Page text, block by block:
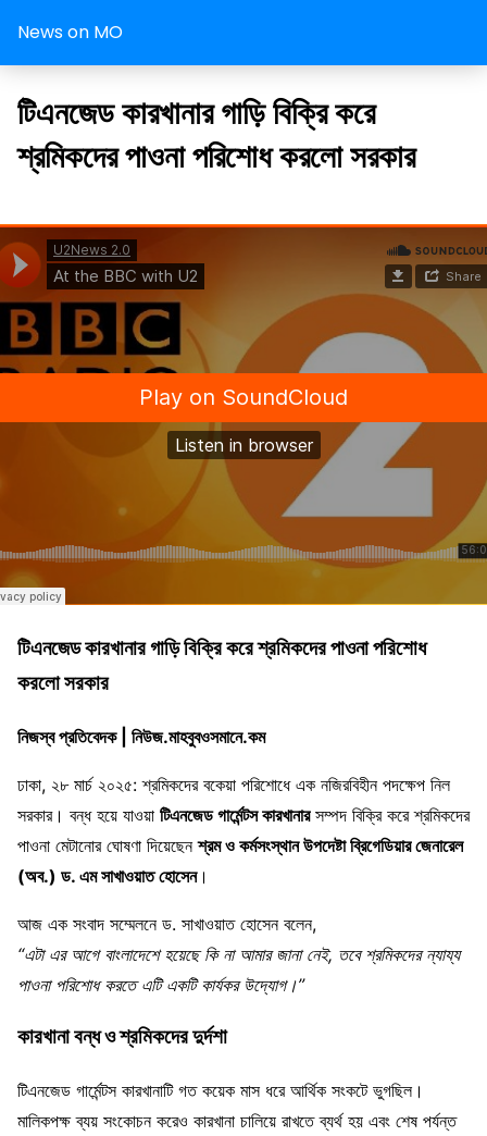
News on MO
টিএনজেড কারখানার গাড়ি বিক্রি করে
শ্রমিকদের পাওনা পরিশোধ করলো সরকার
টিএনজেড কারখানার গাড়ি বিক্রি করে শ্রমিকদের পাওনা পরিশোধ
করলো সরকার
নিজস্ব প্রতিবেদক | নিউজ.মাহবুবওসমানে.কম
ঢাকা, ২৮ মার্চ ২০২৫: শ্রমিকদের বকেয়া পরিশোধে এক নজিরবিহীন পদক্ষেপ নিল
সরকার। বন্ধ হয়ে যাওয়া টিএনজেড গার্মেন্টস কারখানারসম্পদ বিক্রি করে শ্রমিকদের
পাওনা মেটানোর ঘোষণা দিয়েছেনশ্রম ও কর্মসংস্থান উপদেষ্টা ব্রিগেডিয়ার জেনারেল
(অব.) ড. এম সাখাওয়াত হোসেন।
আজ এক সংবাদ সম্মেলনে ড. সাখাওয়াত হোসেন বলেন,
“এটা এর আগে বাংলাদেশে হয়েছে কি না আমার জানা নেই, তবে শ্রমিকদের ন্যায্য
পাওনা পরিশোধ করতে এটি একটি কার্যকর উদ্যোগ।”
কারখানা বন্ধ ও শ্রমিকদের দুর্দশা
টিএনজেড গার্মেন্টস কারখানাটি গত কয়েক মাস ধরে আর্থিক সংকটে ভুগছিল।
মালিকপক্ষ ব্যয় সংকোচন করেও কারখানা চালিয়ে রাখতে ব্যর্থ হয় এবং শেষ পর্যন্ত